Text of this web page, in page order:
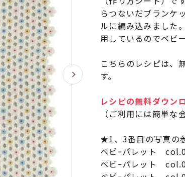
らつないだブランケ
ルに編み込みました
用しているのでベビ
こちらのレシピは、
す。
レシピの無料ダウン
（ご利用には簡単な
★1、3番目の写真の
ベビｰパレット
ベビｰパレット